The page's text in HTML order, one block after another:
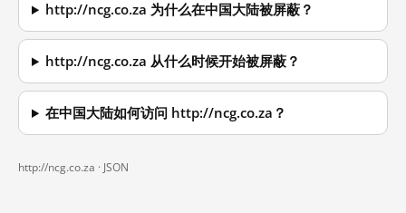
http://ncg.co.za 为什么在中国大陆被屏蔽？
http://ncg.co.za 从什么时候开始被屏蔽？
在中国大陆如何访问 http://ncg.co.za？
http://ncg.co.za · JSON